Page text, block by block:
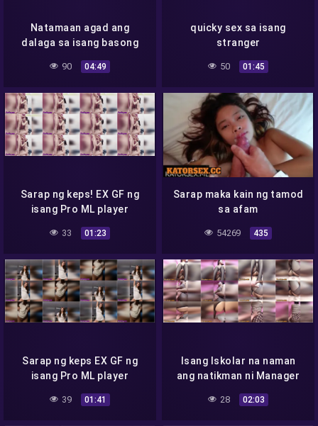
Natamaan agad ang
dalaga sa isang basong
90 04:49
quicky sex sa isang
stranger
50 01:45
Sarap ng keps! EX GF ng
isang Pro ML player
33 01:23
Sarap maka kain ng tamod
sa afam
54269 435
Sarap ng keps EX GF ng
isang Pro ML player
39 01:41
Isang Iskolar na naman
ang natikman ni Manager
28 02:03